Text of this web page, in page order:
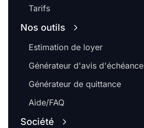
Tarifs
Nos outils
Estimation de loyer
Générateur d'avis d'échéance
Générateur de quittance
Aide/FAQ
Société